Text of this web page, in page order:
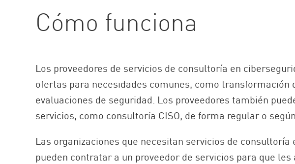
Cómo funciona
Los proveedores de servicios de consultoría en
ofertas para necesidades comunes, como transformación
evaluaciones de seguridad. Los proveedores también
servicios, como consultoría CISO, de forma regular o
Las organizaciones que necesitan servicios de consultoría
pueden contratar a un proveedor de servicios para que les